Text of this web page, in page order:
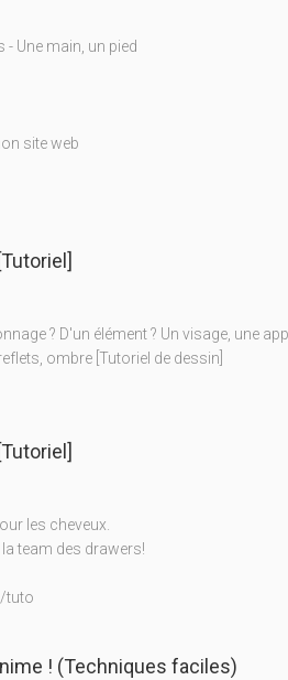
Une main, un pied
site web
? D'un élément ? Un visage, une
ombre [Tutoriel de dessin]
les cheveux.
team des drawers!
tuto
! (Techniques faciles)